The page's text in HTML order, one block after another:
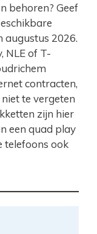
behoren? Geef
augustus 2026.
NLE of T-
contracten,
te vergeten
zijn hier
een quad play
telefoons ook